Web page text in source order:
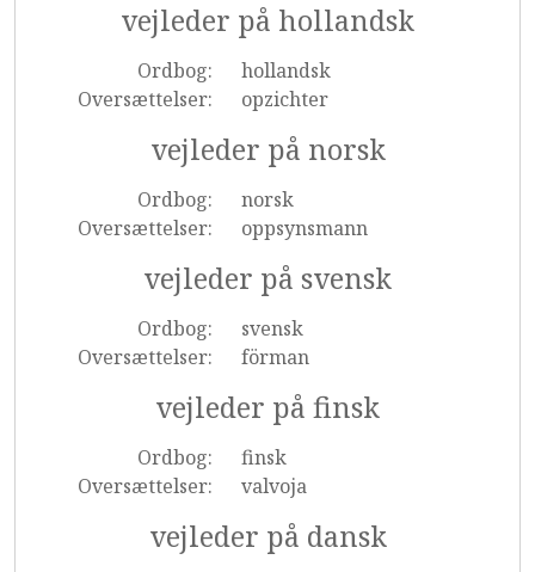
vejleder på hollandsk
Ordbog:
hollandsk
Oversættelser:
opzichter
vejleder på norsk
Ordbog:
norsk
Oversættelser:
oppsynsmann
vejleder på svensk
Ordbog:
svensk
Oversættelser:
förman
vejleder på finsk
Ordbog:
finsk
Oversættelser:
valvoja
vejleder på dansk